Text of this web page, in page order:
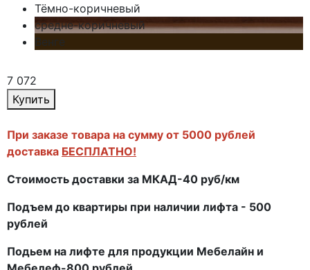
Тёмно-коричневый
средне-коричневый
Венге
7 072
Купить
При заказе товара на сумму от 5000 рублей
доставка БЕСПЛАТНО!
Стоимость доставки за МКАД-40 руб/км
Подъем до квартиры при наличии лифта - 500
рублей
Подьем на лифте для продукции Мебелайн и